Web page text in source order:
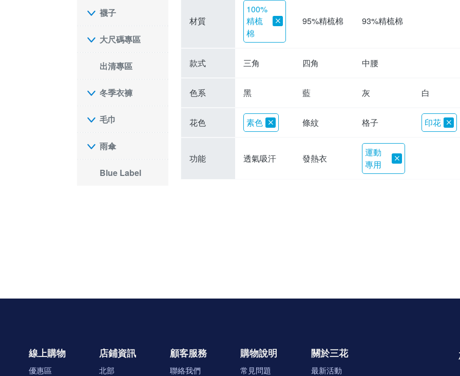
襪子
大尺碼專區
出清專區
冬季衣褲
毛巾
雨傘
Blue Label
材質
100%
精梳
棉
95%精梳棉 93%精梳棉
款式 三角 四角 中腰
色系 黑 藍 灰 白
花色 素色 條紋 格子 印花
功能 透氣吸汗 發熱衣
運動
專用
線上購物
優惠區
店鋪資訊
北部
顧客服務
聯絡我們
購物說明
常見問題
關於三花
最新活動